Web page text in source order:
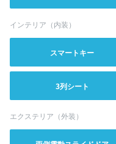
インテリア（内装）
スマートキー
3列シート
エクステリア（外装）